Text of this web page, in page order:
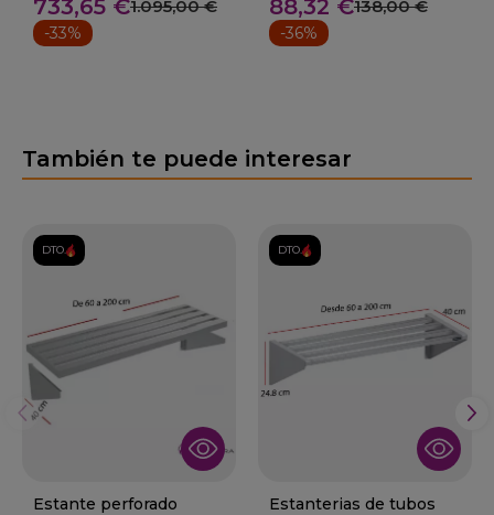
cm.14-MCN-150
733,65 €1.095,00 €
-33%
200 cm.
88,32 €138,00 €
-36%
También te puede interesar
DTO.
Estante perforado
DTO.
Estanterias de tubos